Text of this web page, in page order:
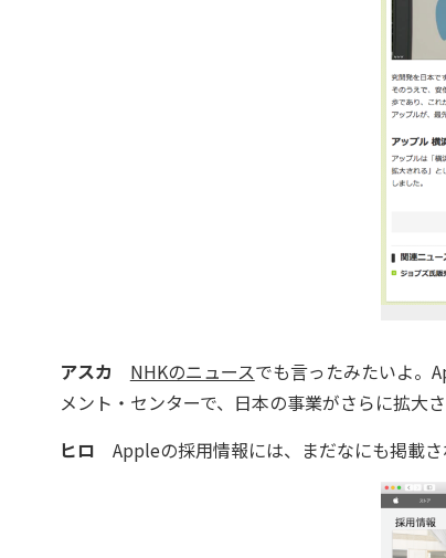
アスカ NHKのニュースでも言ったみたいよ。
メント・センターで、日本の事業がさらに拡大さ
ヒロ Appleの採用情報には、まだなにも掲載